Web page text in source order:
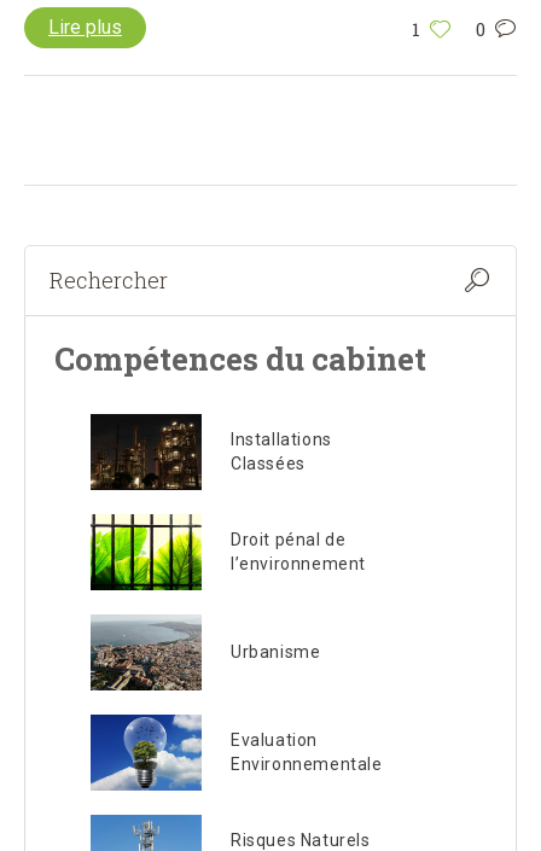
1 0
Lire plus
Compétences du cabinet
Installations
Classées
Droit pénal de
l’environnement
Urbanisme
Evaluation
Environnementale
Risques Naturels